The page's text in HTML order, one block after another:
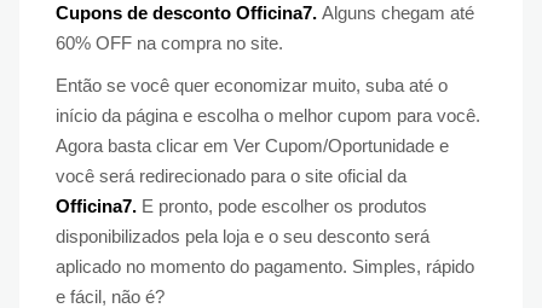
Cupons de desconto Officina7. Alguns chegam até
60% OFF na compra no site.
Então se você quer economizar muito, suba até o
início da página e escolha o melhor cupom para você.
Agora basta clicar em Ver Cupom/Oportunidade e
você será redirecionado para o site oficial da
Officina7. E pronto, pode escolher os produtos
disponibilizados pela loja e o seu desconto será
aplicado no momento do pagamento. Simples, rápido
e fácil, não é?